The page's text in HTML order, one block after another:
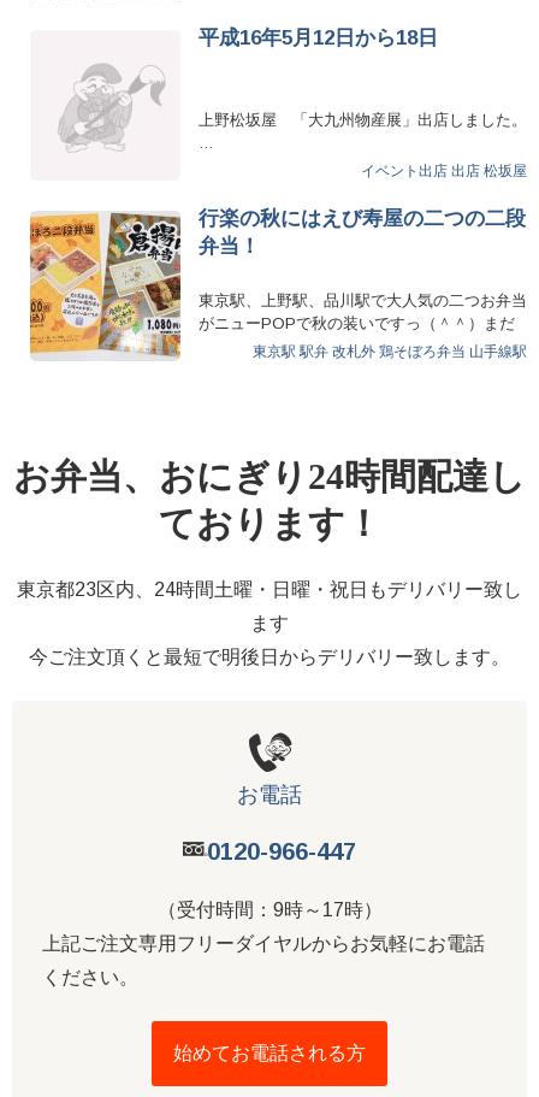
平成16年5月12日から18日
上野松坂屋 「大九州物産展」出店しました。
イベント出店 出店 松坂屋
行楽の秋にはえび寿屋の二つの二段
弁当！
東京駅、上野駅、品川駅で大人気の二つお弁当
がニューPOPで秋の装いですっ（＾＾）まだ
食べてない方は是非こち…
東京駅 駅弁 改札外 鶏そぼろ弁当 山手線駅
お弁当、おにぎり24時間配達し
ております！
東京都23区内、24時間土曜・日曜・祝日もデリバリー致し
ます
今ご注文頂くと最短で明後日からデリバリー致します。
お電話
0120-966-447
（受付時間：9時～17時）
上記ご注文専用フリーダイヤルからお気軽にお電話
ください。
始めてお電話される方